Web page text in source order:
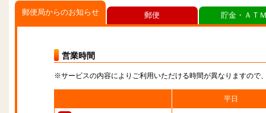
郵便局からのお知らせ
営業時間
※サービスの内容によりご利用いただける時間が異なりますので
平日
郵便 貯金・ＡＴ